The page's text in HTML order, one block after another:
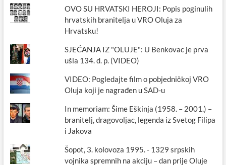
OVO SU HRVATSKI HEROJI: Popis poginulih
hrvatskih branitelja u VRO Oluja za
Hrvatsku!
SJEĆANJA IZ "OLUJE": U Benkovac je prva
ušla 134. d. p. (VIDEO)
VIDEO: Pogledajte film o pobjedničkoj VRO
Oluja koji je nagrađen u SAD-u
In memoriam: Šime Eškinja (1958. – 2001.) –
branitelj, dragovoljac, legenda iz Svetog Filipa
i Jakova
Šopot, 3. kolovoza 1995. - 1329 srpskih
vojnika spremnih na akciju – dan prije Oluje